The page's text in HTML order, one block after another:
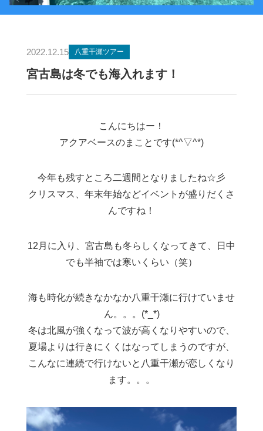
2022.12.15 八重干瀬ツアー
宮古島は冬でも海入れます！
こんにちはー！
アクアベースのまことです(*^▽^*)
今年も残すところ二週間となりましたね☆彡
クリスマス、年末年始などイベントが盛りだくさ
んですね！
12月に入り、宮古島も冬らしくなってきて、日中
でも半袖では寒いくらい（笑）
海も時化が続きなかなか八重干瀬に行けていませ
ん。。。(*_*)
冬は北風が強くなって波が高くなりやすいので、
夏場よりは行きにくくはなってしまうのですが、
こんなに連続で行けないと八重干瀬が恋しくなり
ます。。。